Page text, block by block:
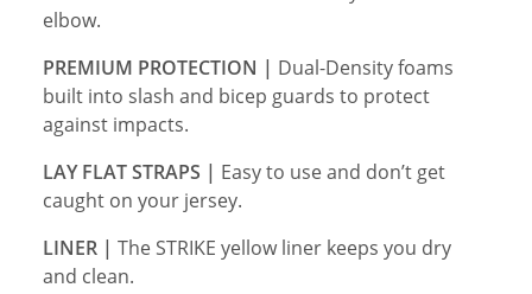
elbow.
PREMIUM PROTECTION | Dual-Density foams
built into slash and bicep guards to protect
against impacts.
LAY FLAT STRAPS | Easy to use and don’t get
caught on your jersey.
LINER | The STRIKE yellow liner keeps you dry
and clean.